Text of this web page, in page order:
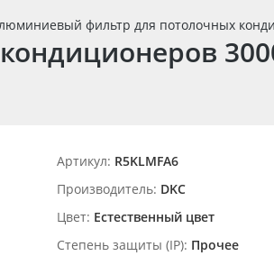
фильтр для потолочных
Артикул: R5KLMFA6
Производитель: DKC
Цвет: Естественный цвет
Степень защиты (IP): Прочее